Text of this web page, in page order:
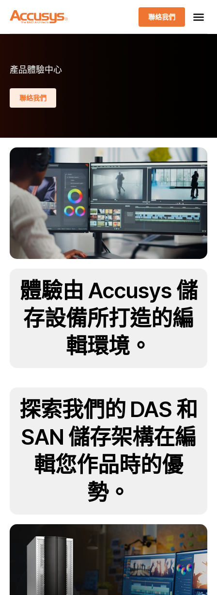
聯絡我們
產品體驗中心
聯絡我們
體驗由 Accusys 儲
存設備所打造的編
輯環境。
探索我們的 DAS 和
SAN 儲存架構在編
輯您作品時的優
勢。